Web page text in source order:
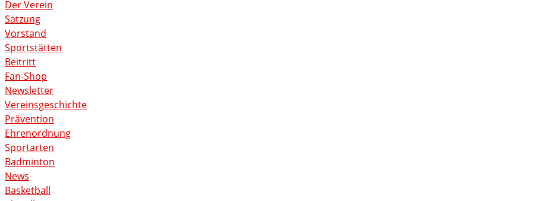
Der Verein
Satzung
Vorstand
Sportstätten
Beitritt
Fan-Shop
Newsletter
Vereinsgeschichte
Prävention
Ehrenordnung
Sportarten
Badminton
News
Basketball